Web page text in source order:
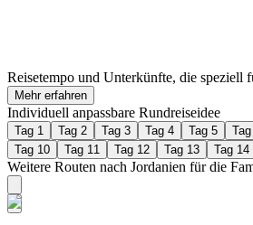
Reisetempo und Unterkünfte, die speziell
Mehr erfahren
Individuell anpassbare Rundreiseidee
Tag 1 Tag 2 Tag 3 Tag 4 Tag 5
Tag 10
Tag 11 Tag 12 Tag 13 Tag 14
Weitere Routen nach Jordanien für die